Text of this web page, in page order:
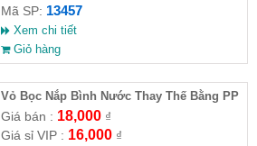
Mã SP: 13457
Xem chi tiết
Giỏ hàng
Vỏ Bọc Nắp Bình Nước Thay Thế Bằng PP
Cho Xe Hơi
Giá bán : 18,000₫
Giá sỉ VIP : 16,000₫